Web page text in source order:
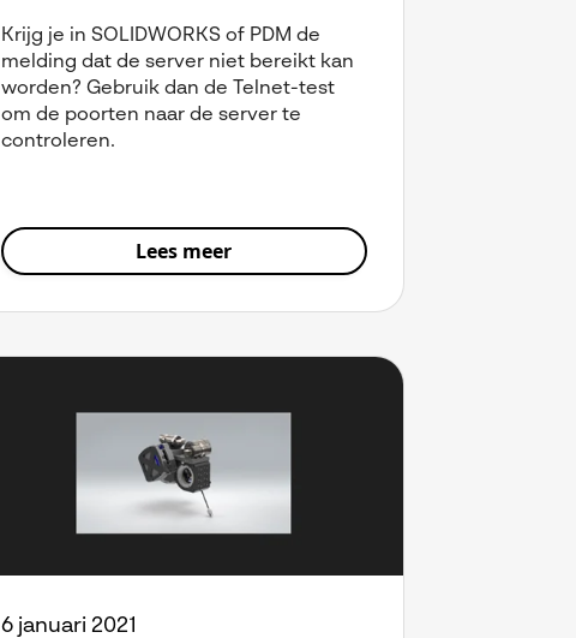
Krijg je in SOLIDWORKS of PDM de
melding dat de server niet bereikt kan
worden? Gebruik dan de Telnet-test
om de poorten naar de server te
controleren.
Lees meer
6 januari 2021